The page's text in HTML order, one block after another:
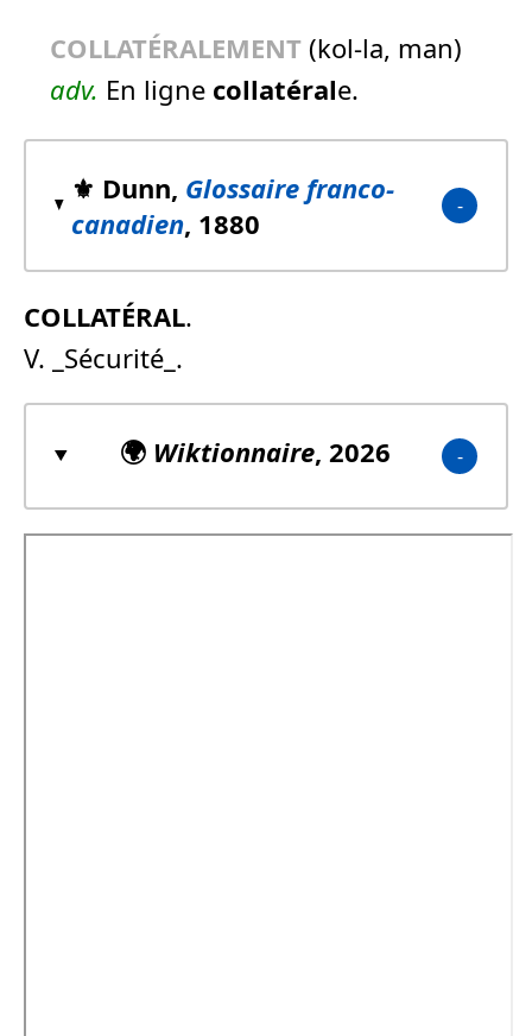
COLLATÉRALEMENT (kol-la, man)
adv. En ligne collatérale.
⚜️ Dunn, Glossaire franco-
canadien, 1880
COLLATÉRAL.
V. _Sécurité_.
🌍 Wiktionnaire, 2026